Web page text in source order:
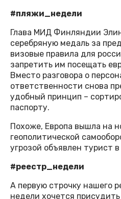
#пляжи_недели
Глава МИД Финляндии
серебряную медаль за
визовые правила для
запретить им посещать
Вместо разговора о
ответственности снова
удобный принцип –
паспорту.
Похоже, Европа вышла на
геополитической
угрозой объявлен турист
#реестр_недели
А первую строчку нашего
недели хочется